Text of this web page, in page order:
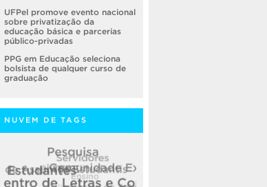
UFPel promove evento nacional
sobre privatização da
educação básica e parcerias
público-privadas
PPG em Educação seleciona
bolsista de qualquer curso de
graduação
NUVEM DE TAGS